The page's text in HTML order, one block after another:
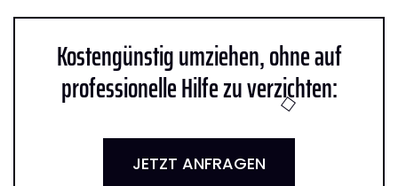
Kostengünstig umziehen, ohne auf
professionelle Hilfe zu verzichten:
JETZT ANFRAGEN